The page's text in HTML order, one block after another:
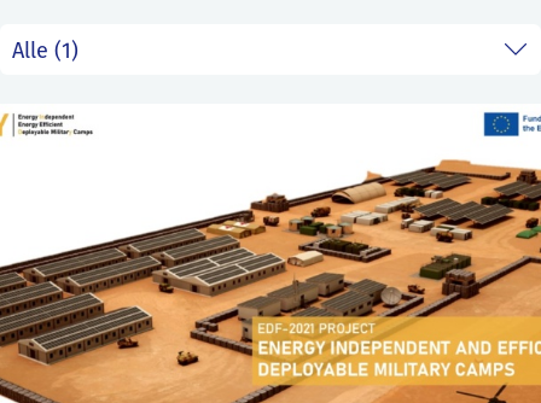
IFE
PRESSE